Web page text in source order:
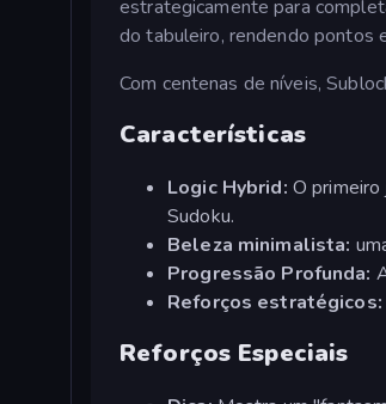
estrategicamente para
do tabuleiro, rendendo pontos
Com centenas de níveis,
Características
Logic Hybrid: O
Sudoku.
Beleza minimalista:
Progressão Profunda:
Reforços estratégicos:
Reforços Especiais